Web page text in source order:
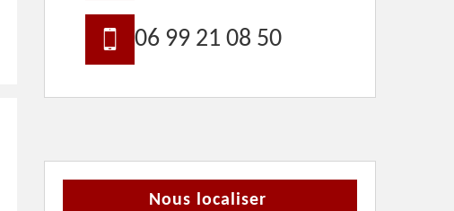
06 99 21 08 50
Nous localiser